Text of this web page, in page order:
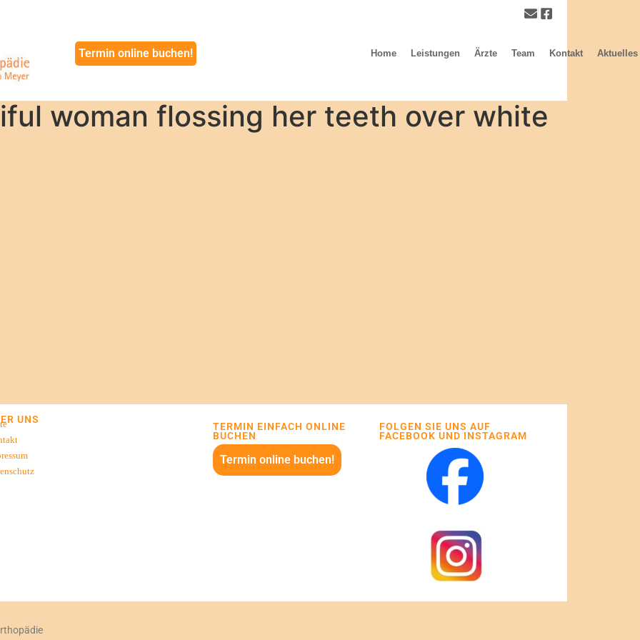
Termin online buchen! Home Leistungen Ärzte Team Kontakt Aktuelles
woman flossing her teeth over white
UNS
TERMIN EINFACH ONLINE
BUCHEN
Termin online buchen!
FOLGEN SIE UNS AUF
FACEBOOK UND INSTAGRAM